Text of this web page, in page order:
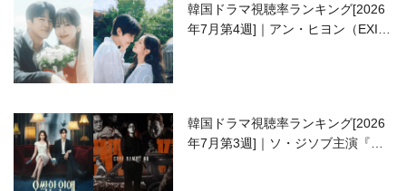
韓国ドラマ視聴率ランキング[2026
年7月第4週]｜アン・ヒヨン（EXID
韓国ドラマ視聴率ランキング[2026
年7月第3週]｜ソ・ジソブ主演『エ